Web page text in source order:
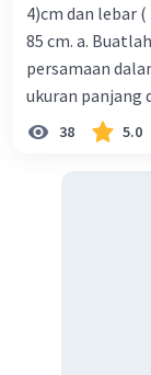
4)cm dan lebar
85 cm. a.
persamaan
ukuran panjang
38 5.0